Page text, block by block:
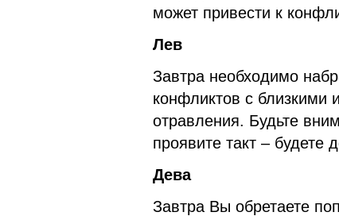
может привести к
Лев
Завтра необходимо
конфликтов с близкими
отравления. Будьте
проявите такт – будете
Дева
Завтра Вы обретаете